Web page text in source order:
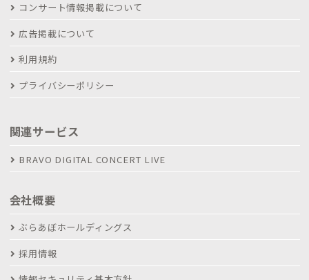
コンサート情報掲載について
広告掲載について
利用規約
プライバシーポリシー
関連サービス
BRAVO DIGITAL CONCERT LIVE
会社概要
ぶらあぼホールディングス
採用情報